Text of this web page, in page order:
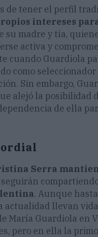
de tener el perfil
intereses
su madre y tía,
activa y
cuando Guardiola
como
Sin embargo,
alejó la posibilidad
de ella
Serra
. Aunque
actualidad llevan
María Guardiola en
pero en ella la